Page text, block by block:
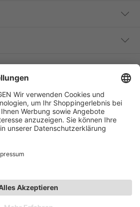
2026 Spieth & Wensky
inkl. gesetzlicher MwSt.